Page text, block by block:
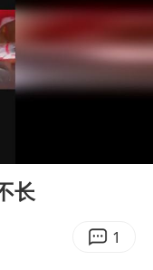
“白海豚”来了！第一批飞机已绑好
置换
赛决赛
长
1